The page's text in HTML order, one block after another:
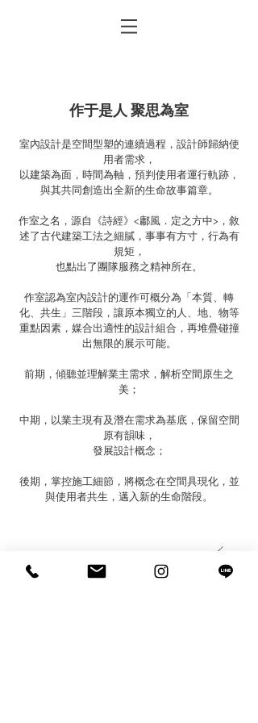
作于是人 聚思為室
室內設計是空間型塑的連續過程，設計師歸納使
用者需求，
以建築為面，時間為軸，預判使用者運行軌跡，
與其共同創造出全新的生命故事篇章。
作室之名，源自《詩經》<鄘風．定之方中>，敘
述了古代建築工法之細膩，事事有方寸，行為有
規矩，
也點出了團隊服務之精神所在。
作室認為室內設計的運作可概分為「本質、轉
化、共生」三階段，讓原本獨立的人、地、物等
重點因素，媒合出適性的設計組合，再堆疊碰撞
出無限的展示可能。
前期，傾聽並理解業主需求，解析空間原生之
美；
中期，以業主現有及潛在需求為基底，保留空間
原有韻味，
發展設計概念；
後期，掌控施工細節，將概念在空間具現化，並
與使用者共生，邁入新的生命階段。